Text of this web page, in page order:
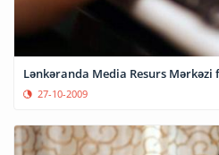
Lənkəranda Media Resurs Mərkəzi
27-10-2009